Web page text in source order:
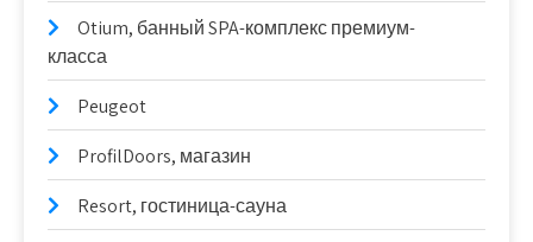
Otium, банный SPA-комплекс премиум-
класса
Peugeot
ProfilDoors, магазин
Resort, гостиница-сауна